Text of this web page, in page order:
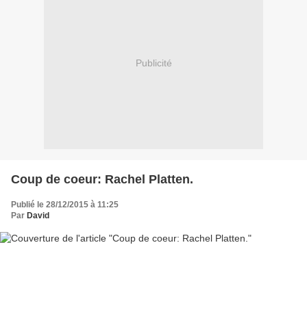
Publicité
Coup de coeur: Rachel Platten.
Publié le 28/12/2015 à 11:25
Par David